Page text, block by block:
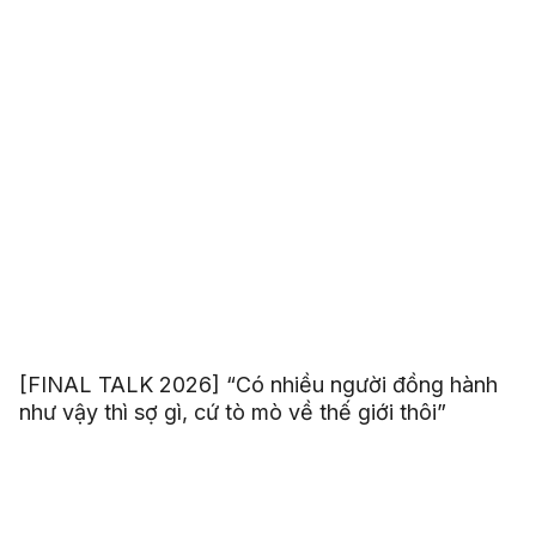
[FINAL TALK 2026] “Có nhiều người đồng hành
như vậy thì sợ gì, cứ tò mò về thế giới thôi”